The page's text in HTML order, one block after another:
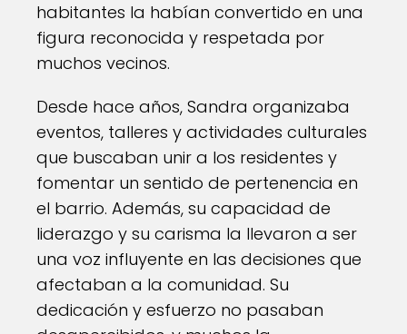
habitantes la habían convertido en una
figura reconocida y respetada por
muchos vecinos.
Desde hace años, Sandra organizaba
eventos, talleres y actividades culturales
que buscaban unir a los residentes y
fomentar un sentido de pertenencia en
el barrio. Además, su capacidad de
liderazgo y su carisma la llevaron a ser
una voz influyente en las decisiones que
afectaban a la comunidad. Su
dedicación y esfuerzo no pasaban